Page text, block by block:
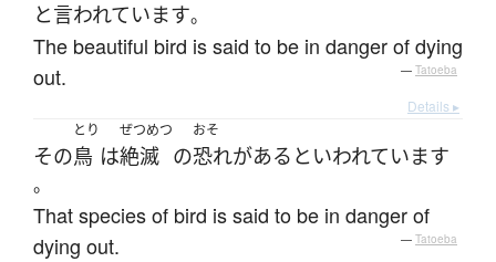
と言われています。
The beautiful bird is said to be in danger of dying
out.
— Tatoeba
Details ▸
その
とり
鳥 は
ぜつめつ
絶滅 の
おそ
恐れがある といわれています
。
That species of bird is said to be in danger of
dying out.
— Tatoeba